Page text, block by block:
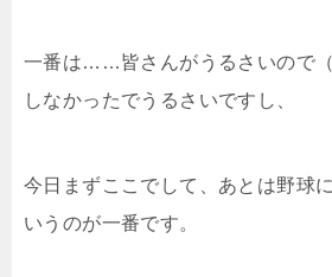
一番は……皆さんがうるさいので
しなかったでうるさいですし、
今日まずここでして、あとは野球
いうのが一番です。